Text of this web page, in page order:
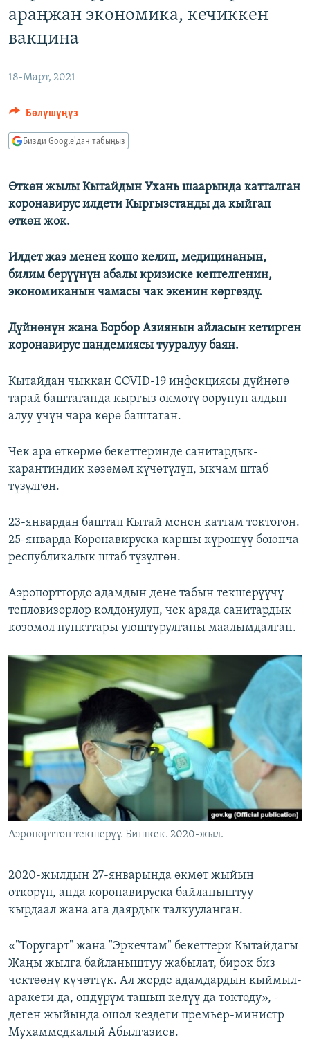
ЭЖЕ-СИҢДИЛЕР
АЗАТТЫК+
ОНЛАЙН ШЕРИНЕ
ЭЕ/АРнун бардык сайттары
араңжан экономика, кечиккен
вакцина
18-Март, 2021
Бөлүшүңүз
Бизди Google'дан табыңыз
Өткөн жылы Кытайдын Ухань шаарында катталган
коронавирус илдети Кыргызстанды да кыйгап
өткөн жок.
Илдет жаз менен кошо келип, медицинанын,
билим берүүнүн абалы кризиске кептелгенин,
экономиканын чамасы чак экенин көргөздү.
Дүйнөнүн жана Борбор Азиянын айласын кетирген
коронавирус пандемиясы тууралуу баян.
Кытайдан чыккан COVID-19 инфекциясы дүйнөгө
тарай баштаганда кыргыз өкмөтү оорунун алдын
алуу үчүн чара көрө баштаган.
Чек ара өткөрмө бекеттеринде санитардык-
карантиндик көзөмөл күчөтүлүп, ыкчам штаб
түзүлгөн.
23-январдан баштап Кытай менен каттам токтогон.
25-январда Коронавируска каршы күрөшүү боюнча
республикалык штаб түзүлгөн.
Аэропорттордо адамдын дене табын текшерүүчү
тепловизорлор колдонулуп, чек арада санитардык
көзөмөл пункттары уюштурулганы маалымдалган.
Аэропорттон текшерүү. Бишкек. 2020-жыл.
2020-жылдын 27-январында өкмөт жыйын
өткөрүп, анда коронавируска байланыштуу
кырдаал жана ага даярдык талкууланган.
«"Торугарт" жана "Эркечтам" бекеттери Кытайдагы
Жаңы жылга байланыштуу жабылат, бирок биз
чектөөнү күчөттүк. Ал жерде адамдардын кыймыл-
аракети да, өндүрүм ташып келүү да токтоду», -
деген жыйында ошол кездеги премьер-министр
Мухаммедкалый Абылгазиев.